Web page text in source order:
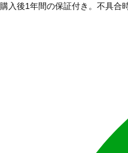
購入後1年間の保証付き。不具合